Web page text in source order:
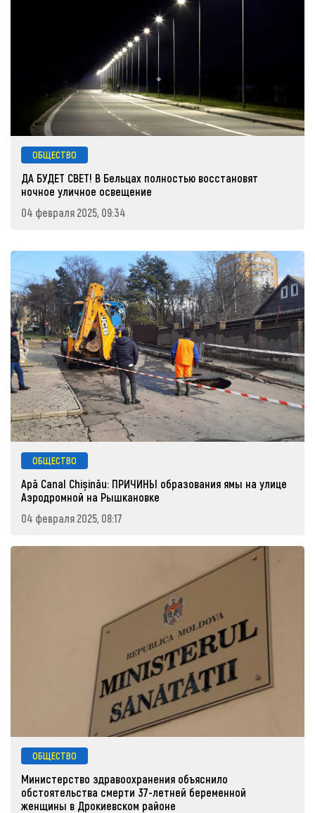
ОБЩЕСТВО
ДА БУДЕТ СВЕТ! В Бельцах полностью восстановят
ночное уличное освещение
04 февраля 2025, 09:34
ОБЩЕСТВО
Apă Canal Chișinău: ПРИЧИНЫ образования ямы на улице
Аэродромной на Рышкановке
04 февраля 2025, 08:17
ОБЩЕСТВО
Министерство здравоохранения объяснило
обстоятельства смерти 37-летней беременной
женщины в Дрокиевском районе